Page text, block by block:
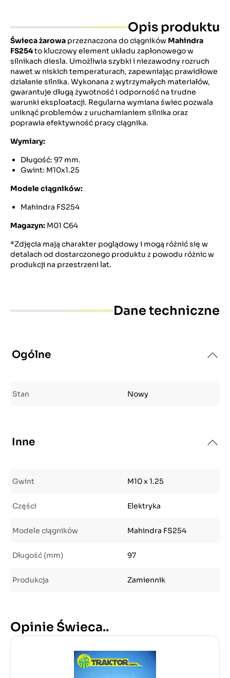
Opis produktu
Świeca żarowa przeznaczona do ciągników Mahindra
FS254to kluczowy element układu zapłonowego w
silnikach diesla. Umożliwia szybki i niezawodny rozruch
nawet w niskich temperaturach, zapewniając prawidłowe
działanie silnika. Wykonana z wytrzymałych materiałów,
gwarantuje długą żywotność i odporność na trudne
warunki eksploatacji. Regularna wymiana świec pozwala
uniknąć problemów z uruchamianiem silnika oraz
poprawia efektywność pracy ciągnika.
Wymiary:
Długość: 97 mm.
Gwint: M10x1.25
Modele ciągników:
Mahindra FS254
Magazyn: M01 C64
*Zdjęcia mają charakter poglądowy i mogą różnić się w
detalach od dostarczonego produktu z powodu różnic w
produkcji na przestrzeni lat.
Dane techniczne
Ogólne
Stan Nowy
Inne
Gwint M10 x 1.25
Części Elektryka
Modele ciągników Mahindra FS254
Długość (mm) 97
Produkcja Zamiennik
Opinie Świeca..